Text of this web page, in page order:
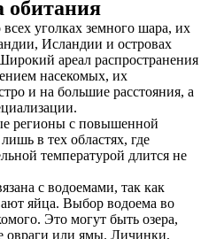
обитания
уголках земного шара, их
Исландии и островах
ареал распространения
насекомых, их
и на большие расстояния, а
регионы с повышенной
в тех областях, где
температурой длится не
с водоемами, так как
яйца. Выбор водоема во
Это могут быть озера,
овраги или ямы. Личинки,